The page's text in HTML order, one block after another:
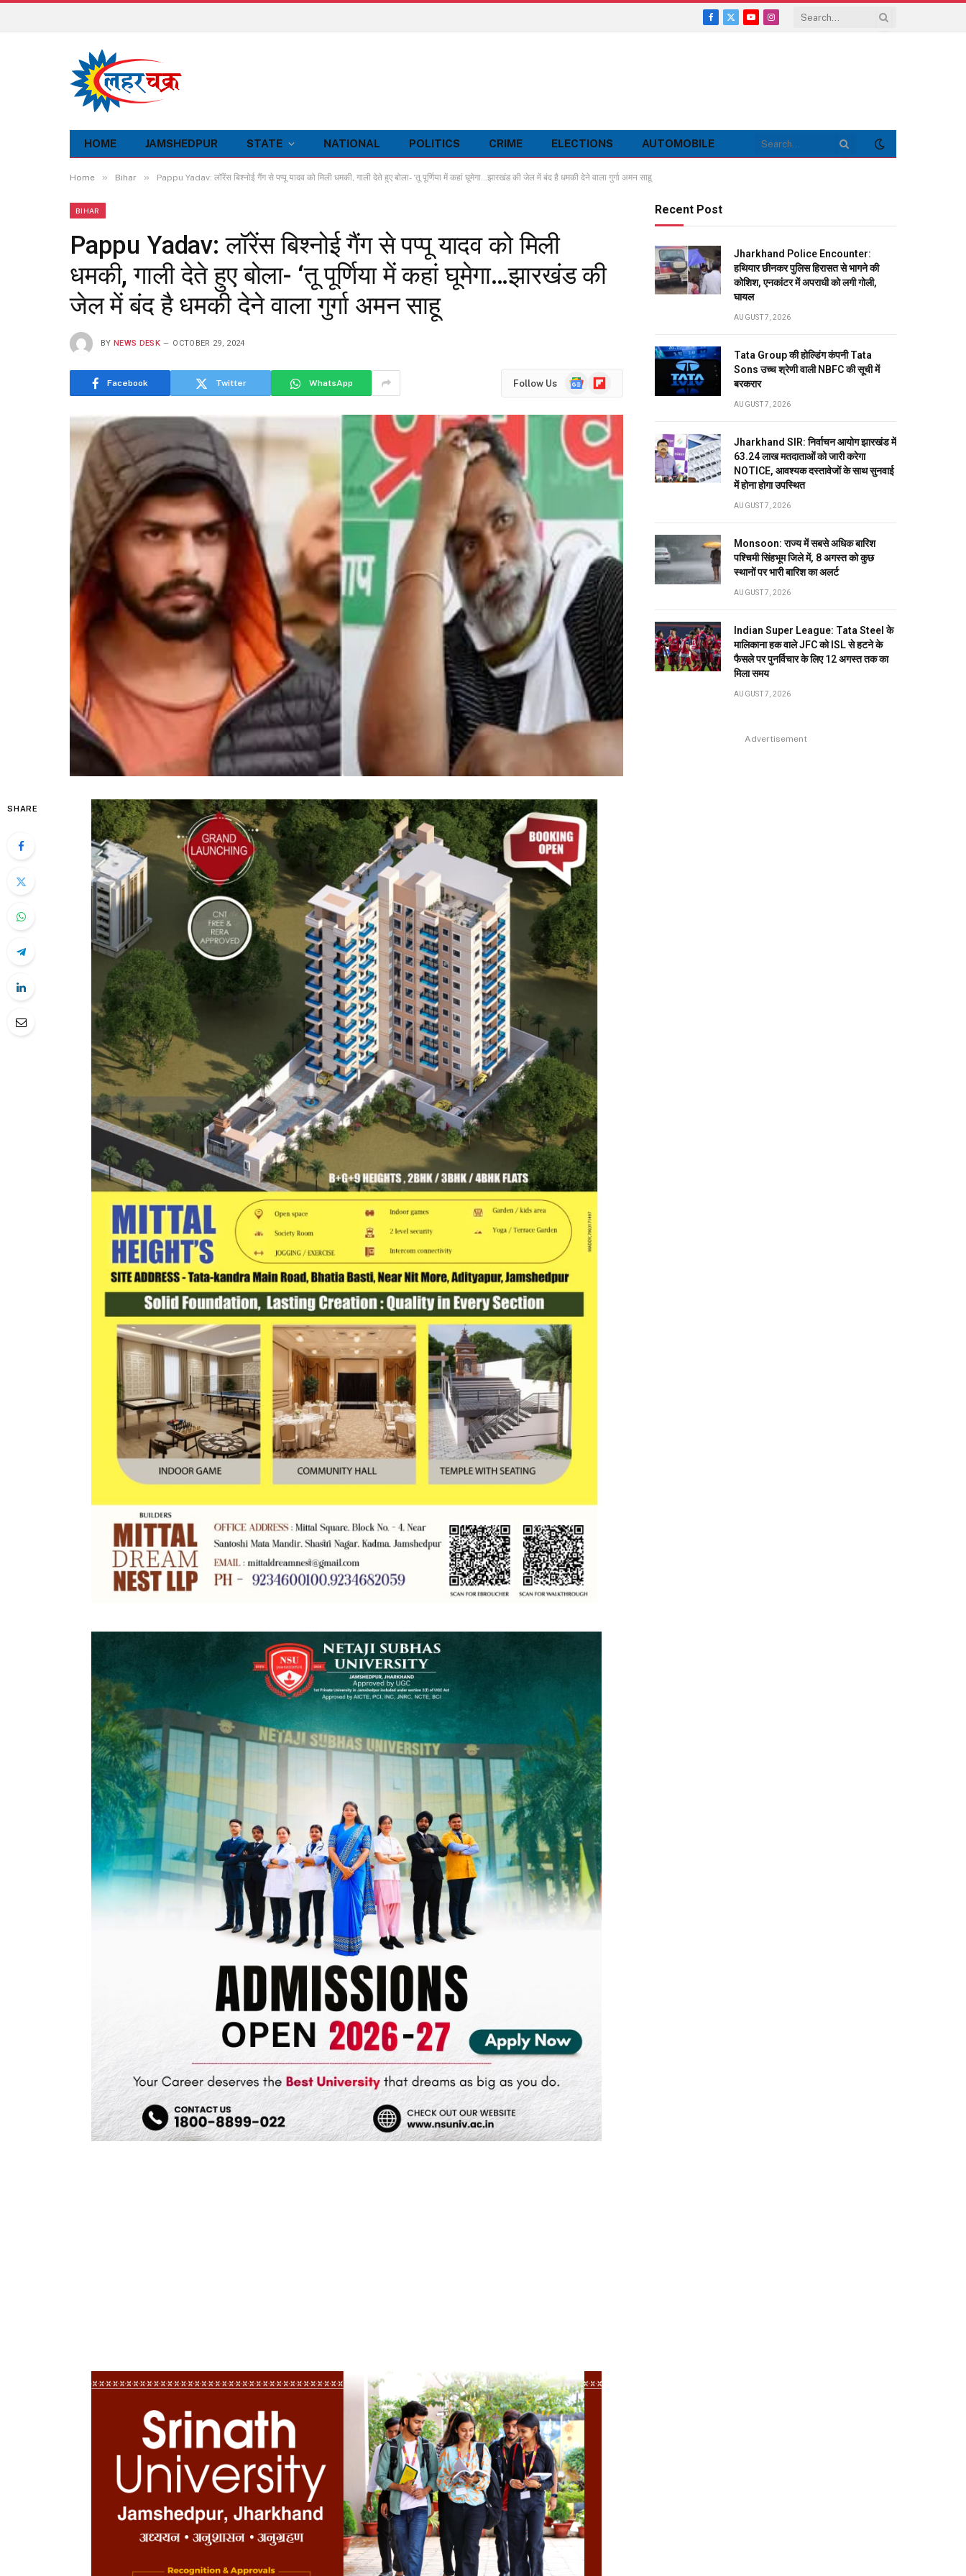
Facebook
X
YouTubeInstagram
HOME JAMSHEDPUR STATE NATIONAL POLITICS CRIME ELECTIONS AUTOMOBILE
Home » Bihar » Pappu Yadav: लॉरेंस बिश्नोई गैंग से पप्पू यादव को मिली धमकी, गाली देते हुए बोला- ‘तू पूर्णिया में कहां घूमेगा…झारखंड की जेल में बंद है धमकी देने वाला गुर्गा अमन साहू
BIHAR
Pappu Yadav: लॉरेंस बिश्नोई गैंग से पप्पू यादव को मिली
धमकी, गाली देते हुए बोला- ‘तू पूर्णिया में कहां घूमेगा…झारखंड की
जेल में बंद है धमकी देने वाला गुर्गा अमन साहू
BY NEWS DESK OCTOBER 29, 2024
Facebook Twitter WhatsApp Follow Us
GoogleFlipboard
SHARE
Recent Post
Jharkhand Police Encounter:
हथियार छीनकर पुलिस हिरासत से भागने की
कोशिश, एनकांटर में अपराधी को लगी गोली,
घायल
AUGUST 7, 2026
Tata Group की होल्डिंग कंपनी Tata
Sons उच्च श्रेणी वाली NBFC की सूची में
बरकरार
AUGUST 7, 2026
Jharkhand SIR: निर्वाचन आयोग झारखंड में
63.24 लाख मतदाताओं को जारी करेगा
NOTICE, आवश्यक दस्तावेजों के साथ सुनवाई
में होना होगा उपस्थित
AUGUST 7, 2026
Monsoon: राज्य में सबसे अधिक बारिश
पश्चिमी सिंहभूम जिले में, 8 अगस्त को कुछ
स्थानों पर भारी बारिश का अलर्ट
AUGUST 7, 2026
Indian Super League: Tata Steel के
मालिकाना हक वाले JFC को ISL से हटने के
फैसले पर पुनर्विचार के लिए 12 अगस्त तक का
मिला समय
AUGUST 7, 2026
Advertisement